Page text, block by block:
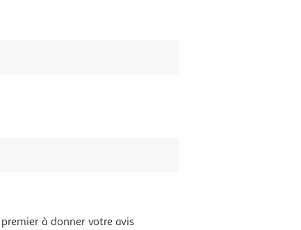
premier à donner votre avis